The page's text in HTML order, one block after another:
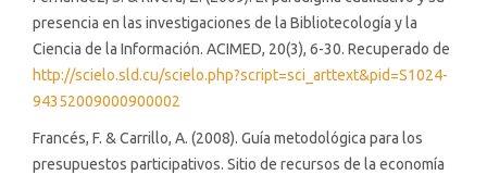
presencia en las investigaciones de la Bibliotecología y la
Ciencia de la Información. ACIMED, 20(3), 6-30. Recuperado de
http://scielo.sld.cu/scielo.php?script=sci_arttext&pid=S1024-
94352009000900002
Francés, F. & Carrillo, A. (2008). Guía metodológica para los
presupuestos participativos. Sitio de recursos de la economía